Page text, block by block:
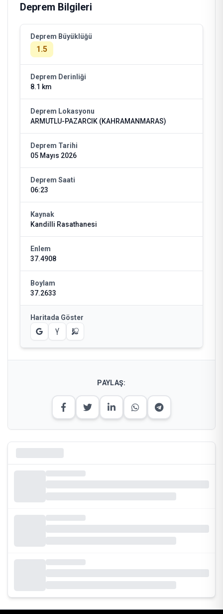
Deprem Bilgileri
Deprem Büyüklüğü
1.5
Deprem Derinliği
8.1 km
Deprem Lokasyonu
ARMUTLU-PAZARCIK (KAHRAMANMARAS)
Deprem Tarihi
05 Mayıs 2026
Deprem Saati
06:23
Kaynak
Kandilli Rasathanesi
Enlem
37.4908
Boylam
37.2633
Haritada Göster
PAYLAŞ: